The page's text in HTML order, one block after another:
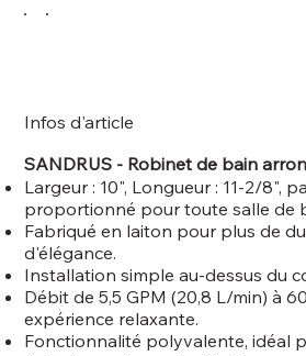
Infos d'article
SANDRUS - Robinet de bain
Largeur : 10", Longueur : 11-2/8",
proportionné pour toute salle de
Fabriqué en laiton pour plus de
d'élégance.
Installation simple au-dessus du
Débit de 5,5 GPM (20,8 L/min) à
expérience relaxante.
Fonctionnalité polyvalente, idéal